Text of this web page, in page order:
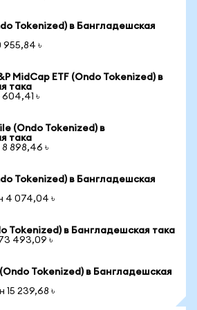
Tokenized) в Бангладешская
955,84 ৳
MidCap ETF (Ondo Tokenized) в
така
৳
(Ondo Tokenized) в
така
8 898,46 ৳
Tokenized) в Бангладешская
4 074,04 ৳
Tokenized) в Бангладешская така
493,09 ৳
Tokenized) в Бангладешская
15 239,68 ৳